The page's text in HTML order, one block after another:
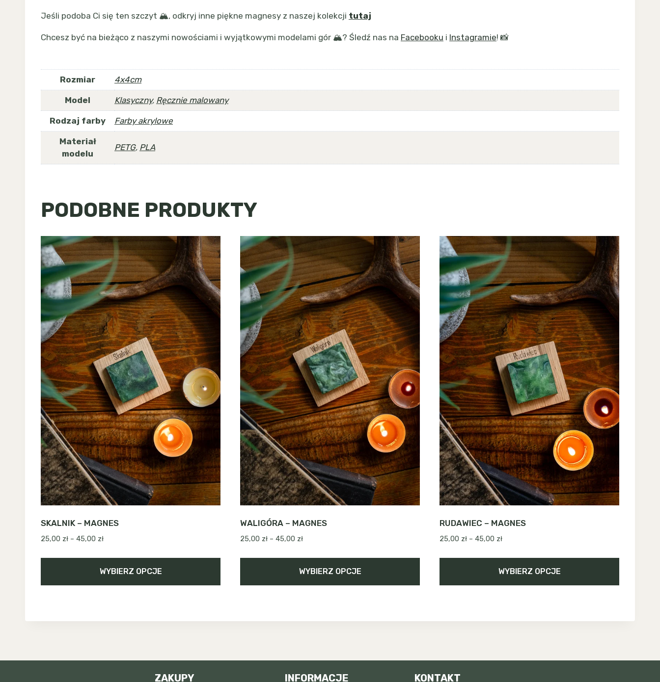
Jeśli podoba Ci się ten szczyt 🏔️, odkryj inne piękne magnesy z naszej kolekcji tutaj
Chcesz być na bieżąco z naszymi nowościami i wyjątkowymi modelami gór 🏔️? Śledź nas na Facebooku i Instagramie! 📸
Rozmiar 4x4cm
Model Klasyczny, Ręcznie malowany
Rodzaj farby Farby akrylowe
Materiał
modelu
PETG, PLA
PODOBNE PRODUKTY
SKALNIK – MAGNES
25,00 zł – 45,00 złZakres
od
25,00 zł
do
WYBIERZ OPCJE
WALIGÓRA – MAGNES
25,00 zł – 45,00 złZakres
od
25,00 zł
do
WYBIERZ OPCJE
RUDAWIEC – MAGNES
25,00 zł – 45,00 złZakres
od
25,00 zł
do
WYBIERZ OPCJE
ZAKUPY INFORMACJE KONTAKT